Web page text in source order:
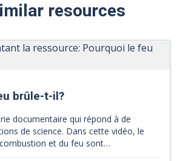
resources
brûle-t-il?
documentaire qui répond à de
de science. Dans cette vidéo, le
et du feu sont